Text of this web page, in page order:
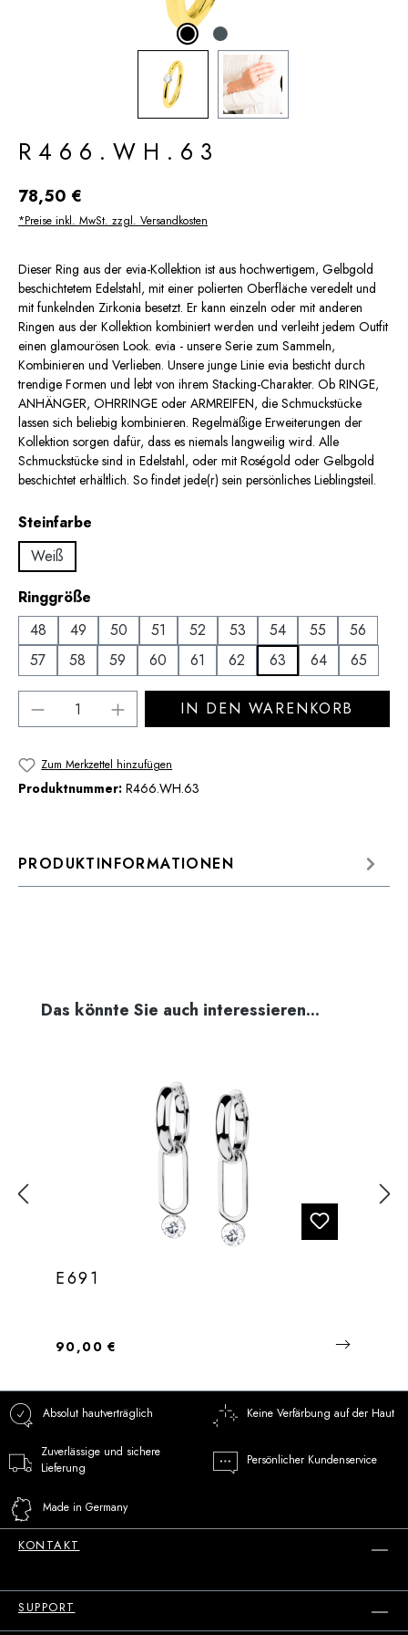
R466.WH.63
Regulärer Preis:
78,50 €
*Preise inkl. MwSt. zzgl. Versandkosten
Dieser Ring aus der evia-Kollektion ist aus hochwertigem, Gelbgold
beschichtetem Edelstahl, mit einer polierten Oberfläche veredelt und
mit funkelnden Zirkonia besetzt. Er kann einzeln oder mit anderen
Ringen aus der Kollektion kombiniert werden und verleiht jedem Outfit
einen glamourösen Look. evia - unsere Serie zum Sammeln,
Kombinieren und Verlieben. Unsere junge Linie evia besticht durch
trendige Formen und lebt von ihrem Stacking-Charakter. Ob RINGE,
ANHÄNGER, OHRRINGE oder ARMREIFEN, die Schmuckstücke
lassen sich beliebig kombinieren. Regelmäßige Erweiterungen der
Kollektion sorgen dafür, dass es niemals langweilig wird. Alle
Schmuckstücke sind in Edelstahl, oder mit Roségold oder Gelbgold
beschichtet erhältlich. So findet jede(r) sein persönliches Lieblingsteil.
Steinfarbe
Weiß
Ringgröße
48
49 50 51 52 53 54 55
56
57
58 59 60 61 62 63 64 65
Produkt Anzahl: Gib den gewünschten
IN DEN WARENKORB
Zum Merkzettel hinzufügen
Produktnummer: R466.WH.63
PRODUKTINFORMATIONEN
Produktgalerie überspringen
Das könnte Sie auch interessieren...
E691
Regulärer Preis:
90,00 €
Absolut hautverträglich Keine Verfärbung auf der Haut
Zuverlässige und sichere
Lieferung
Persönlicher Kundenservice
Made in Germany
KONTAKT
SUPPORT